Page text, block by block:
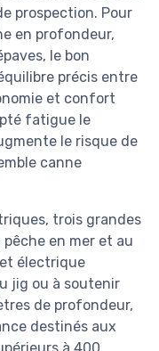
prospection. Pour
en profondeur,
le bon
précis entre
et confort
fatigue le
le risque de
canne
trois grandes
en mer et au
électrique
jig ou à soutenir
de profondeur,
destinés aux